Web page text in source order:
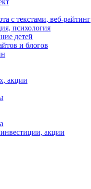
с текстами, веб-райтинг
психология
детей
и блогов
акции
акции